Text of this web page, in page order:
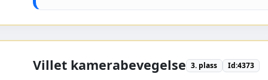
Villet kamerabevegelse 3. plass Id:4373